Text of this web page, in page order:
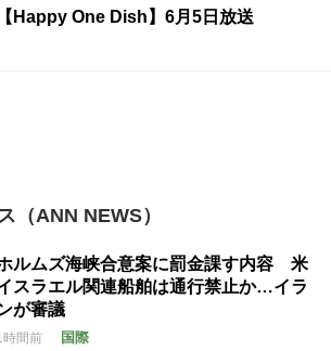
【Happy One Dish】6月5日放送
（ANN NEWS）
ルムズ海峡合意案に罰金課す内容 米
スラエル関連船舶は通行禁止か…イラ
が審議
時間前 国際